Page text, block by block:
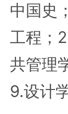
中国史
工程；
共管理
9.设计